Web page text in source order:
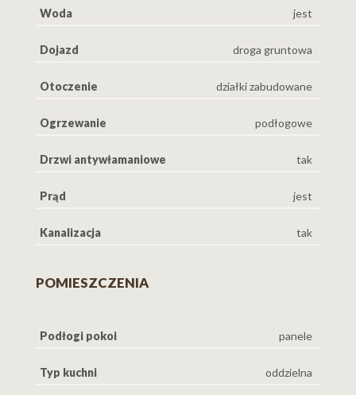
Woda jest
Dojazd droga gruntowa
Otoczenie działki zabudowane
Ogrzewanie podłogowe
Drzwi antywłamaniowe tak
Prąd jest
Kanalizacja tak
POMIESZCZENIA
Podłogi pokoi panele
Typ kuchni oddzielna